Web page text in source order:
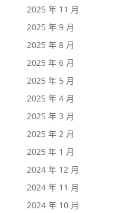
2025 年 11 月
2025 年 9 月
2025 年 8 月
2025 年 6 月
2025 年 5 月
2025 年 4 月
2025 年 3 月
2025 年 2 月
2025 年 1 月
2024 年 12 月
2024 年 11 月
2024 年 10 月